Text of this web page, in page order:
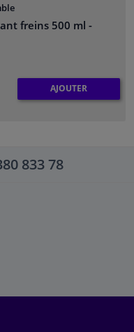
freins 500 ml -
AJOUTER
833 78